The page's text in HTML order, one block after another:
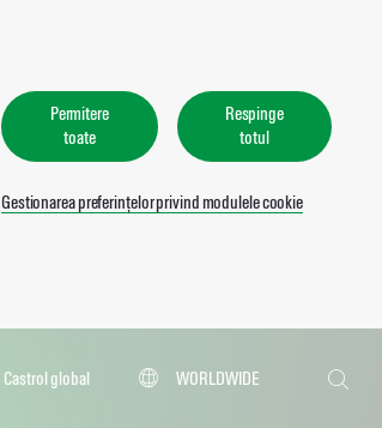
Permitere
toate
Respinge
totul
Gestionarea preferințelor privind modulele cookie
Castrol global
WORLDWIDE
Căutare